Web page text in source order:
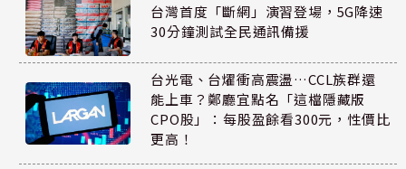
台灣首度「斷網」演習登場，5G降速
30分鐘測試全民通訊備援
台光電、台燿衝高震盪…CCL族群還
能上車？鄭廳宜點名「這檔隱藏版
CPO股」：每股盈餘看300元，性價比
更高！